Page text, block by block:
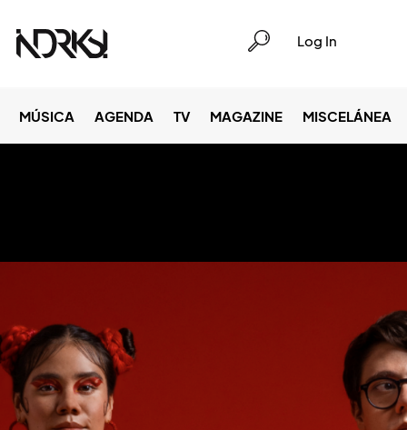
Log In
MÚSICA AGENDA TV MAGAZINE MISCELÁNEA